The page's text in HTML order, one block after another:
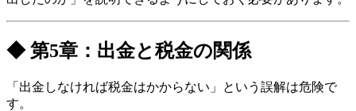
◆ 第5章：出金と税金の関係
「出金しなければ税金はかからない」という誤解は危険で
す。